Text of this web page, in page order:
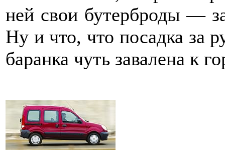
ней свои бутерброды —
Ну и что, что посадка за
баранка чуть завалена к